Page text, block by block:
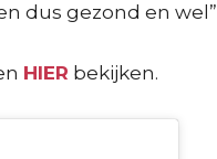
dus gezond en
HIER bekijken.